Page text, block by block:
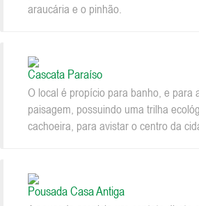
araucária e o pinhão.
Cascata Paraíso
O local é propício para banho, e para
paisagem, possuindo uma trilha
cachoeira, para avistar o centro da
Pousada Casa Antiga